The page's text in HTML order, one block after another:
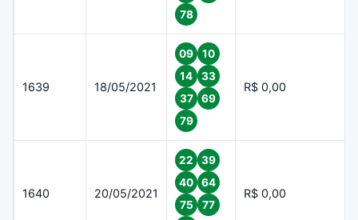
78
1639 18/05/2021
09
10
14
33
37
69
79
R$ 0,00
1640 20/05/2021
22
39
40
64
75
77
R$ 0,00